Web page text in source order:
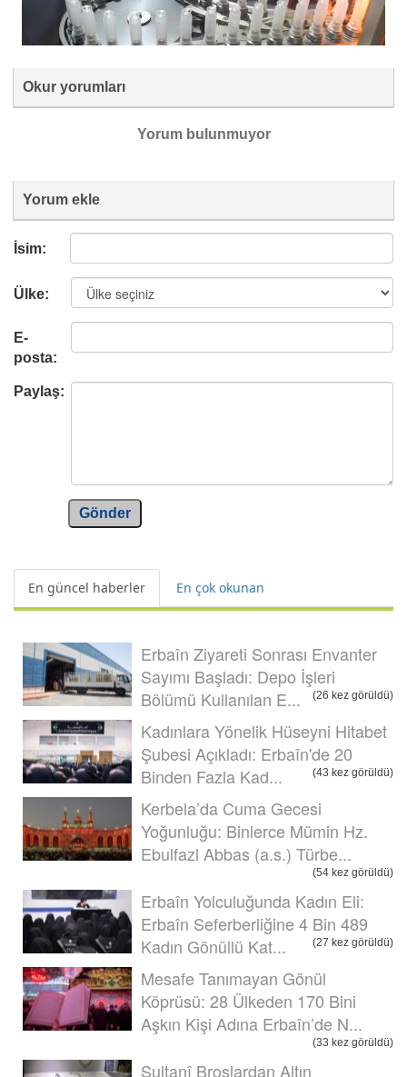
Okur yorumları
Yorum bulunmuyor
Yorum ekle
İsim:
Ülke:
E-
posta:
Paylaş:
Gönder
En güncel haberler En çok okunan
Erbaîn Ziyareti Sonrası Envanter
Sayımı Başladı: Depo İşleri
Bölümü Kullanılan E...
(26 kez görüldü)
Kadınlara Yönelik Hüseyni Hitabet
Şubesi Açıkladı: Erbaîn'de 20
Binden Fazla Kad...
(43 kez görüldü)
Kerbela’da Cuma Gecesi
Yoğunluğu: Binlerce Mümin Hz.
Ebulfazl Abbas (a.s.) Türbe...
(54 kez görüldü)
Erbaîn Yolculuğunda Kadın Eli:
Erbaîn Seferberliğine 4 Bin 489
Kadın Gönüllü Kat...
(27 kez görüldü)
Mesafe Tanımayan Gönül
Köprüsü: 28 Ülkeden 170 Bini
Aşkın Kişi Adına Erbaîn’de N...
(33 kez görüldü)
Sultanî Broşlardan Altın